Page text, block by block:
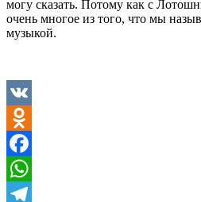
могу сказать. Потому как с
очень многое из того, что мы
музыкой.
VK
Odnoklassniki
Facebook
WhatsApp